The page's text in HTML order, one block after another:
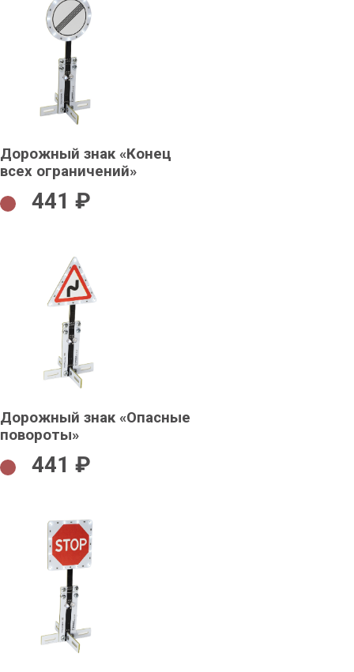
Дорожный знак «Конец
всех ограничений»
441 ₽
Дорожный знак «Опасные
повороты»
441 ₽